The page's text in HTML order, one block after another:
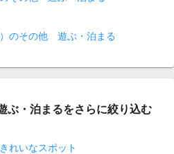
のその他 遊ぶ・泊まる
・泊まるをさらに絞り込む
れいなスポット